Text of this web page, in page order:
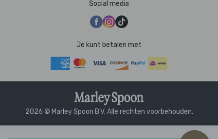
Social media
Je kunt betalen met
2026 © Marley Spoon B.V. Alle rechten voorbehouden.